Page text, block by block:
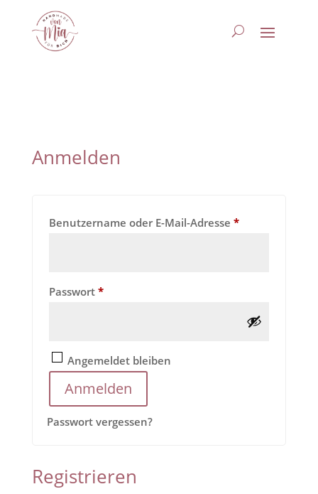
Anmelden
Benutzername oder E-Mail-Adresse *Erforderlich
Passwort *Erforderlich
Angemeldet bleiben
Anmelden
Passwort vergessen?
Registrieren